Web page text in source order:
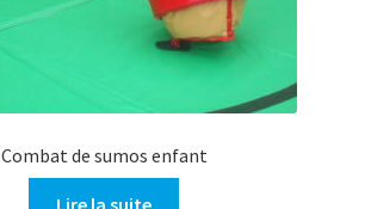
Combat de sumos enfant
Lire la suite